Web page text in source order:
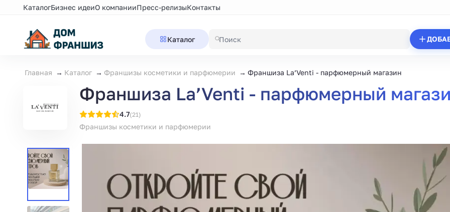
КаталогБизнес идеиО компанииПресс-релизыКонтакты
Каталог
Главная Каталог Франшизы косметики и парфюмерии Франшиза La’Venti - парфюмерный магазин
Франшиза La’Venti - парфюмерный
4.7(21)
Франшизы косметики и парфюмерии